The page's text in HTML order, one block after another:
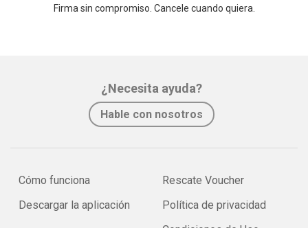
Firma sin compromiso. Cancele cuando quiera.
¿Necesita ayuda?
Hable con nosotros
Cómo funciona
Descargar la aplicación
Rescate Voucher
Política de privacidad